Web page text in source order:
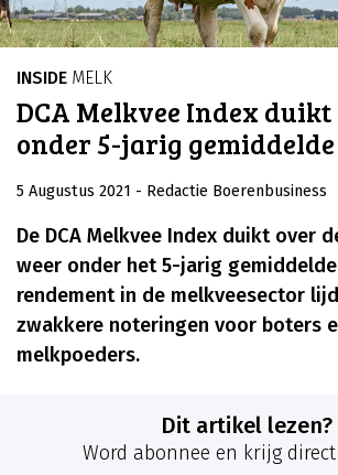
INSIDE MELK
DCA Melkvee Index duikt
onder 5-jarig gemiddelde
5 Augustus 2021 - Redactie Boerenbusiness
De DCA Melkvee Index duikt over
weer onder het 5-jarig
rendement in de melkveesector
zwakkere noteringen voor boters
melkpoeders.
Dit artikel lezen?
Word abonnee en krijg